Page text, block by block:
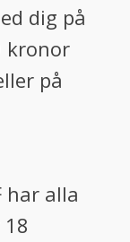
dig på
kronor
på
har alla